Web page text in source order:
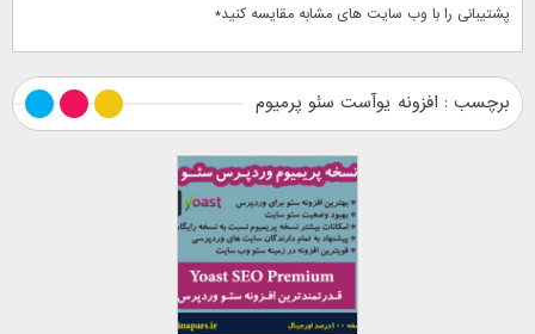
پشتیبانی را با وب سایت های مشابه مقایسه کنید*
برچسب : افزونه یوآست سئو پرمیوم